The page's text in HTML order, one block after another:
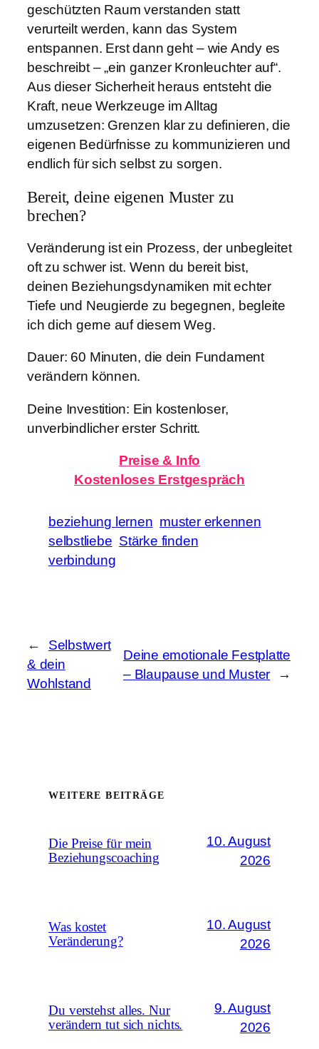
geschützten Raum verstanden statt
verurteilt werden, kann das System
entspannen. Erst dann geht – wie Andy es
beschreibt – „ein ganzer Kronleuchter auf“.
Aus dieser Sicherheit heraus entsteht die
Kraft, neue Werkzeuge im Alltag
umzusetzen: Grenzen klar zu definieren, die
eigenen Bedürfnisse zu kommunizieren und
endlich für sich selbst zu sorgen.
Bereit, deine eigenen Muster zu
brechen?
Veränderung ist ein Prozess, der unbegleitet
oft zu schwer ist. Wenn du bereit bist,
deinen Beziehungsdynamiken mit echter
Tiefe und Neugierde zu begegnen, begleite
ich dich gerne auf diesem Weg.
Dauer: 60 Minuten, die dein Fundament
verändern können.
Deine Investition: Ein kostenloser,
unverbindlicher erster Schritt.
Preise & Info
Kostenloses Erstgespräch
beziehung lernen muster erkennen
selbstliebe Stärke finden
verbindung
←
Selbstwert
& dein
Wohlstand
Deine emotionale Festplatte
– Blaupause und Muster
→
WEITERE BEITRÄGE
Die Preise für mein
Beziehungscoaching
10. August
2026
Was kostet
Veränderung?
10. August
2026
Du verstehst alles. Nur
verändern tut sich nichts.
9. August
2026